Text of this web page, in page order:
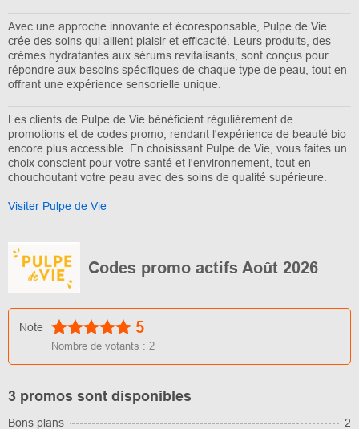
Avec une approche innovante et écoresponsable, Pulpe de Vie
crée des soins qui allient plaisir et efficacité. Leurs produits, des
crèmes hydratantes aux sérums revitalisants, sont conçus pour
répondre aux besoins spécifiques de chaque type de peau, tout en
offrant une expérience sensorielle unique.
Les clients de Pulpe de Vie bénéficient régulièrement de
promotions et de codes promo, rendant l'expérience de beauté bio
encore plus accessible. En choisissant Pulpe de Vie, vous faites un
choix conscient pour votre santé et l'environnement, tout en
chouchoutant votre peau avec des soins de qualité supérieure.
Visiter Pulpe de Vie
Codes promo actifs Août 2026
Note 5
Nombre de votants : 2
3 promos sont disponibles
Bons plans
2